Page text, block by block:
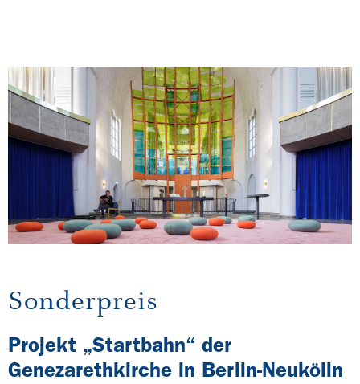
Sonderpreis
Projekt „Startbahn“ der
Genezarethkirche in Berlin-Neukölln